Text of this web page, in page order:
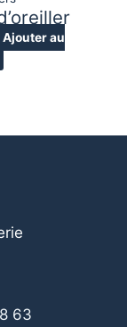
Ajouter au
63